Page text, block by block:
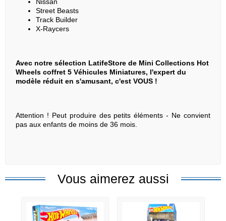
Nissan
Street Beasts
Track Builder
X-Raycers
Avec notre sélection LatifeStore de Mini Collections Hot
Wheels coffret 5 Véhicules Miniatures, l'expert du
modèle réduit en s'amusant, c'est VOUS !
Attention ! Peut produire des petits éléments - Ne convient
pas aux enfants de moins de 36 mois.
Vous aimerez aussi